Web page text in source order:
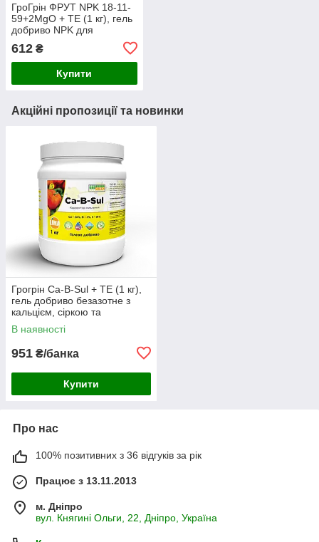
ГроГрін ФРУТ NPK 18-11-
59+2MgO + TE (1 кг), гель
добриво NPK для
підживлення
612 ₴
Купити
Акційні пропозиції та новинки
Грогрін Ca-B-Sul + TE (1 кг),
гель добриво безазотне з
кальцієм, сіркою та
осмопротектором
В наявності
951 ₴/банка
Купити
Про нас
100% позитивних з 36 відгуків за рік
Працює з 13.11.2013
м. Дніпро
вул. Княгині Ольги, 22, Дніпро, Україна